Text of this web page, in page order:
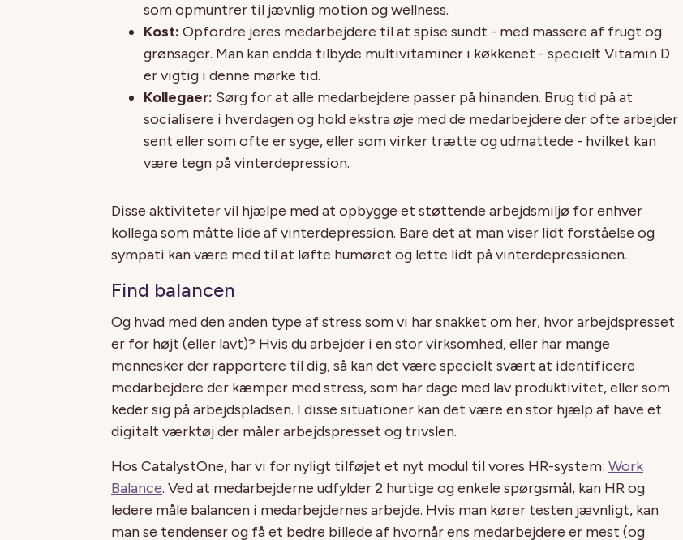
som opmuntrer til jævnlig motion og wellness.
Kost: Opfordre jeres medarbejdere til at spise sundt - med massere af frugt og
grønsager. Man kan endda tilbyde multivitaminer i køkkenet - specielt Vitamin D
er vigtig i denne mørke tid.
Kollegaer: Sørg for at alle medarbejdere passer på hinanden. Brug tid på at
socialisere i hverdagen og hold ekstra øje med de medarbejdere der ofte arbejder
sent eller som ofte er syge, eller som virker trætte og udmattede - hvilket kan
være tegn på vinterdepression.
Disse aktiviteter vil hjælpe med at opbygge et støttende arbejdsmiljø for enhver
kollega som måtte lide af vinterdepression. Bare det at man viser lidt forståelse og
sympati kan være med til at løfte humøret og lette lidt på vinterdepressionen.
Find balancen
Og hvad med den anden type af stress som vi har snakket om her, hvor arbejdspresset
er for højt (eller lavt)? Hvis du arbejder i en stor virksomhed, eller har mange
mennesker der rapportere til dig, så kan det være specielt svært at identificere
medarbejdere der kæmper med stress, som har dage med lav produktivitet, eller som
keder sig på arbejdspladsen. I disse situationer kan det være en stor hjælp af have et
digitalt værktøj der måler arbejdspresset og trivslen.
Hos CatalystOne, har vi for nyligt tilføjet et nyt modul til vores HR-system: Work
Balance. Ved at medarbejderne udfylder 2 hurtige og enkele spørgsmål, kan HR og
ledere måle balancen i medarbejdernes arbejde. Hvis man kører testen jævnligt, kan
man se tendenser og få et bedre billede af hvornår ens medarbejdere er mest (og